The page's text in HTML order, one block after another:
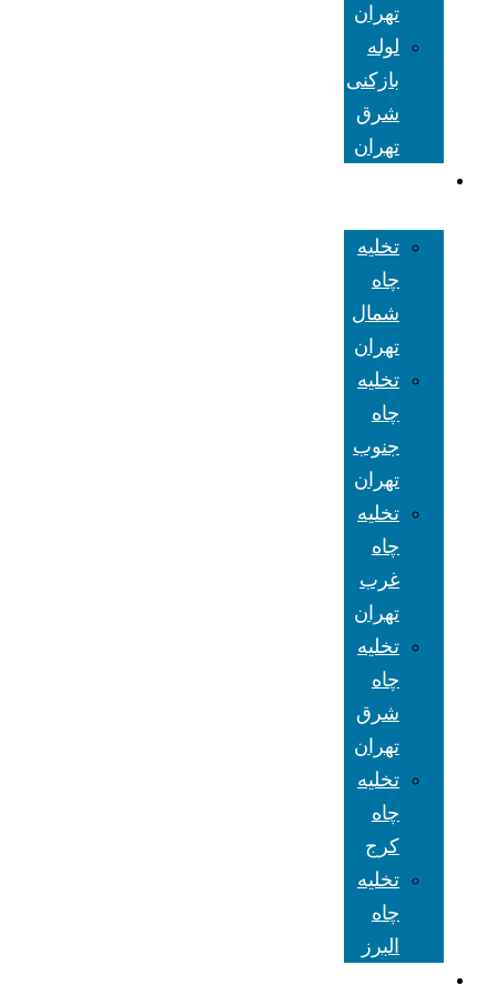
تهران
لوله
بازکنی
شرق
تهران
تخلیه
چاه
شمال
تهران
تخلیه
چاه
جنوب
تهران
تخلیه
چاه
غرب
تهران
تخلیه
چاه
شرق
تهران
تخلیه
چاه
کرج
تخلیه
چاه
البرز